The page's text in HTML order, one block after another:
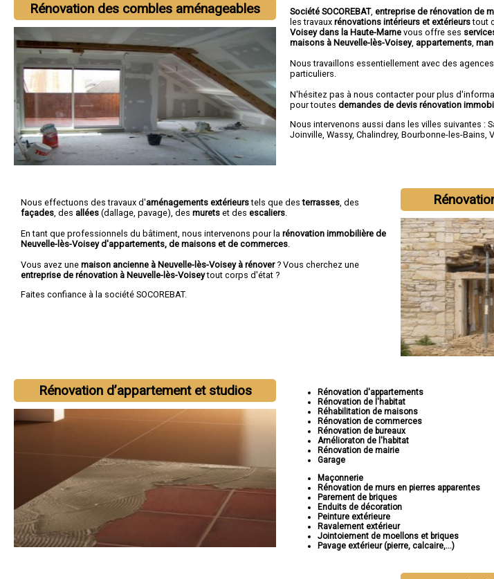
Rénovation des combles aménageables Société SOCOREBAT,entreprise de rénovation de
les travauxrénovations intérieurs et extérieurstout
Voisey dans la Haute-Marnevous offre ses
maisons à Neuvelle-lès-Voisey, appartements ,
Nous travaillons essentiellement avec des
particuliers.
N'hésitez pas à nous contacter pour plus
pour toutesdemandes de devis rénovation
Nous intervenons aussi dans les villes suivantes :
Joinville ,Wassy,Chalindrey,Bourbonne-les-Bains ,
Nous effectuons des travaux d'aménagements extérieurstels que desterrasses , des
façades , des allées (dallage, pavage), des murets et des escaliers
En tant que professionnels du bâtiment, nous intervenons pour la rénovation immobilière de
Neuvelle-lès-Voisey d'appartements, de maisons et de commerces
Vous avez une maison ancienne à Neuvelle-lès-Voisey à rénover? Vous cherchez une
entreprise de rénovation à Neuvelle-lès-Voiseytout corps d'état ?
Faites confiance à la société SOCOREBAT.
Rénovation d’appartement et studios
Rénovation d'appartements
Rénovation de l'habitat
Réhabilitation de maisons
Rénovation de commerces
Rénovation de bureaux
Amélioraton de l'habitat
Rénovation de mairie
Garage
Maçonnerie
Rénovation de murs en pierres apparentes
Parement de briques
Enduits de décoration
Peinture extérieure
Ravalement extérieur
Jointoiement de moellons et briques
Pavage extérieur (pierre, calcaire,...)